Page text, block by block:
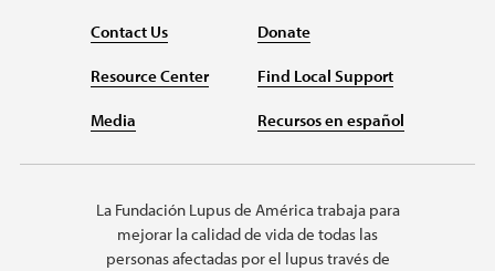
Contact Us
Resource Center
Media
Donate
Find Local Support
Recursos en español
La Fundación Lupus de América trabaja para
mejorar la calidad de vida de todas las
personas afectadas por el lupus través de